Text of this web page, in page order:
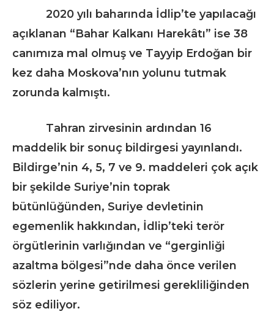
2020 yılı baharında İdlip’te yapılacağı
açıklanan “Bahar Kalkanı Harekâtı” ise 38
canımıza mal olmuş ve Tayyip Erdoğan bir
kez daha Moskova’nın yolunu tutmak
zorunda kalmıştı.
Tahran zirvesinin ardından 16
maddelik bir sonuç bildirgesi yayınlandı.
Bildirge’nin 4, 5, 7 ve 9. maddeleri çok açık
bir şekilde Suriye’nin toprak
bütünlüğünden, Suriye devletinin
egemenlik hakkından, İdlip’teki terör
örgütlerinin varlığından ve “gerginliği
azaltma bölgesi”nde daha önce verilen
sözlerin yerine getirilmesi gerekliliğinden
söz ediliyor.